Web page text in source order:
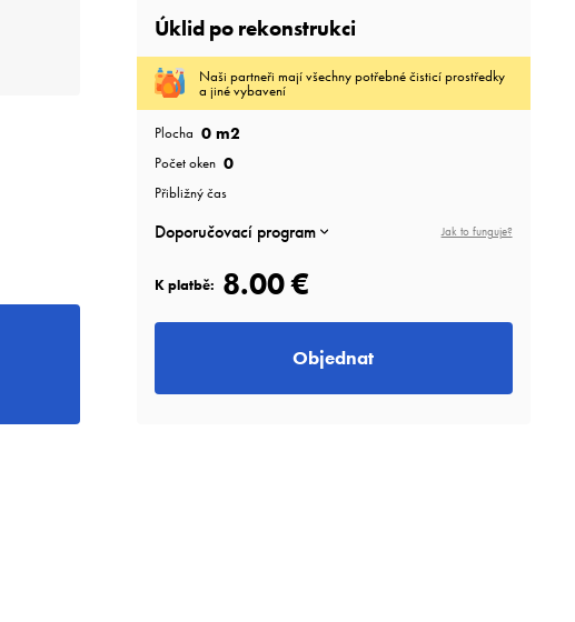
Úklid po rekonstrukci
Naši partneři mají všechny potřebné čisticí prostředky
a jiné vybavení
Plocha 0m2
Počet oken 0
Přibližný čas
Doporučovací program Jak to funguje?
K platbě: 8.00 €
Objednat